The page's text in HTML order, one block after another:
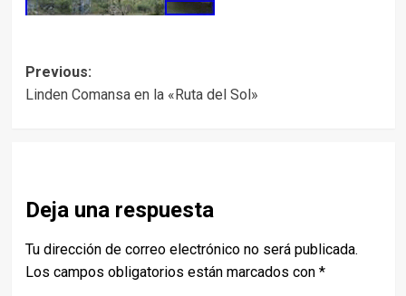
Post
Previous:
Linden Comansa en la «Ruta del Sol»
Deja una respuesta
Tu dirección de correo electrónico no será publicada.
Los campos obligatorios están marcados con *